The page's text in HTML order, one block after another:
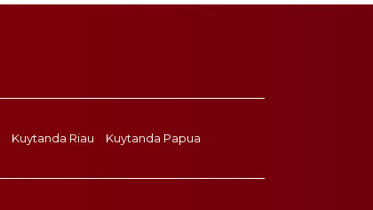
Kuytanda Riau
Kuytanda Papua